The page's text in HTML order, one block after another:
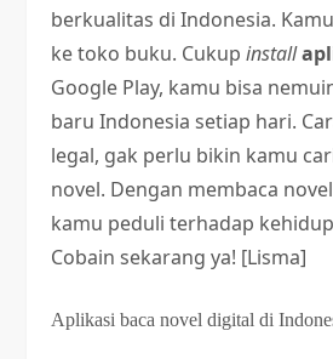
berkualitas di Indonesia.
ke toko buku. Cukupinstall
Google Play, kamu bisa
baru Indonesia setiap hari.
legal, gak perlu bikin kamu
novel. Dengan membaca
kamu peduli terhadap
Cobain sekarang ya! [Lisma]
Aplikasi baca novel digital di